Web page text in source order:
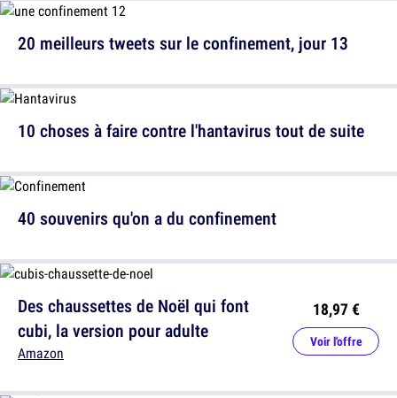
10 choses à faire contre l'hantavirus tout de suite
Des chaussettes de Noël qui font
cubi, la version pour adulte
Amazon
18,97 €
Voir l'offre
20 meilleurs tweets sur le confinement, jour 13
40 souvenirs qu'on a du confinement